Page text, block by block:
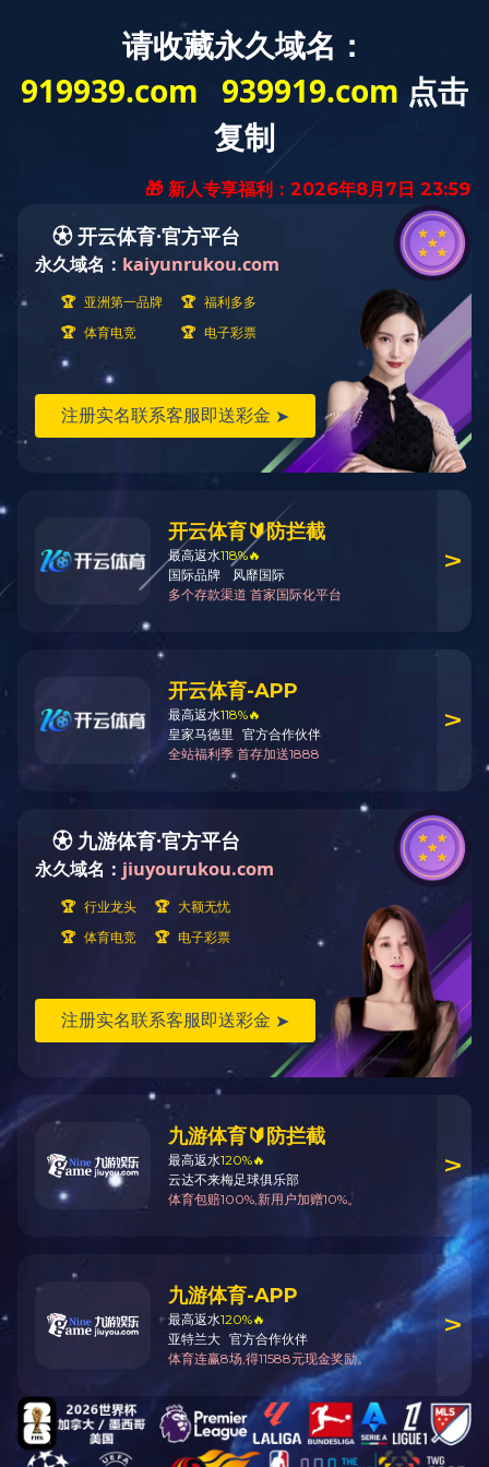
组织架构
发展历程 公司荣誉
40000
占地面积40,000 平方米
18 +
18年电子领域经验的制造商
50 +
产品销往全球50多个国家地区
3000 万+
每年生产超过3000万PCS电子产品
关于我们
产品 & 解决方案
销售网络
人才中心